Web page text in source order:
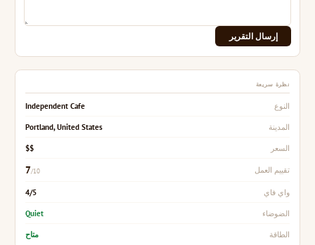
إرسال التقرير
نظرة سريعة
النوع Independent Cafe
المدينة Portland, United States
السعر $$
تقييم العمل 7/10
واي فاي 4/5
الضوضاء Quiet
الطاقة متاح